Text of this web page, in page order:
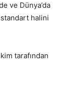
ve Dünya’da
standart halini
tarafından